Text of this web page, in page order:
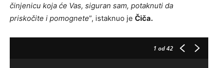
činjenicu koja će Vas, siguran sam, potaknuti da
priskočite i pomognete”, istaknuo je Čiča.
1 od 42